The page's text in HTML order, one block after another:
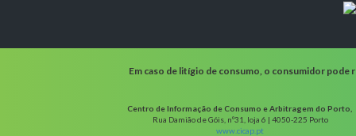
Em caso de litígio de consumo, o consumidor
Centro de Informação de Consumo e Arbitragem do Porto,
Rua Damião de Góis, nº31, loja 6 | 4050-225 Porto
www.cicap.pt